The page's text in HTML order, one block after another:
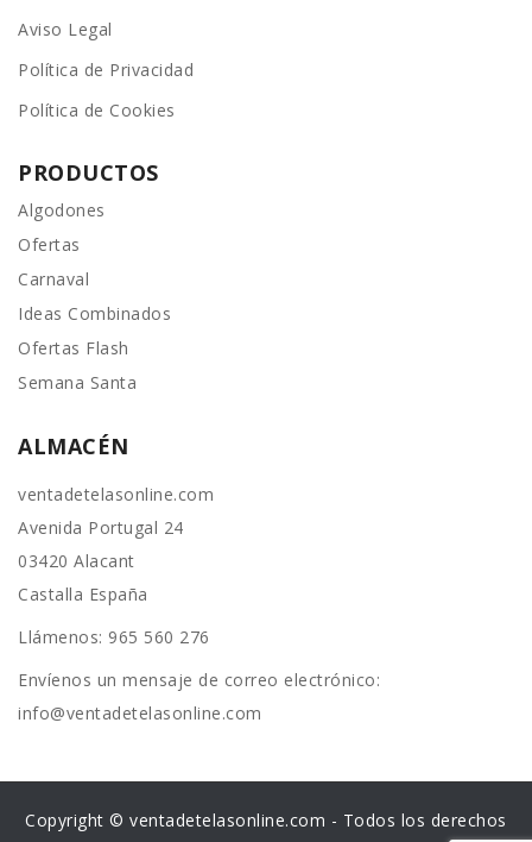
Aviso Legal
Política de Privacidad
Política de Cookies
PRODUCTOS
Algodones
Ofertas
Carnaval
Ideas Combinados
Ofertas Flash
Semana Santa
ALMACÉN
ventadetelasonline.com
Avenida Portugal 24
03420 Alacant
Castalla España
Llámenos: 965 560 276
Envíenos un mensaje de correo electrónico:
info@ventadetelasonline.com
Copyright © ventadetelasonline.com - Todos los derechos